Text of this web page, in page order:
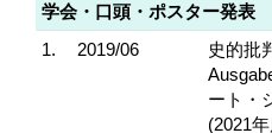
学会・口頭・ポスター発表
1.
2019/06
史的批
ート・
(2021